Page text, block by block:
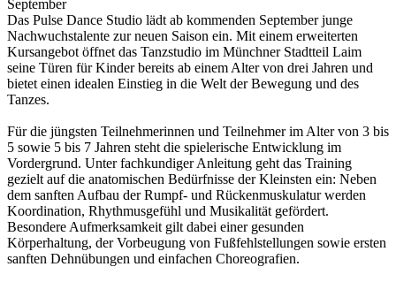
Das Pulse Dance Studio lädt ab kommenden September junge
Nachwuchstalente zur neuen Saison ein. Mit einem erweiterten
Kursangebot öffnet das Tanzstudio im Münchner Stadtteil Laim
seine Türen für Kinder bereits ab einem Alter von drei Jahren und
bietet einen idealen Einstieg in die Welt der Bewegung und des
Tanzes.
Für die jüngsten Teilnehmerinnen und Teilnehmer im Alter von 3 bis
5 sowie 5 bis 7 Jahren steht die spielerische Entwicklung im
Vordergrund. Unter fachkundiger Anleitung geht das Training
gezielt auf die anatomischen Bedürfnisse der Kleinsten ein: Neben
dem sanften Aufbau der Rumpf- und Rückenmuskulatur werden
Koordination, Rhythmusgefühl und Musikalität gefördert.
Besondere Aufmerksamkeit gilt dabei einer gesunden
Körperhaltung, der Vorbeugung von Fußfehlstellungen sowie ersten
sanften Dehnübungen und einfachen Choreografien.